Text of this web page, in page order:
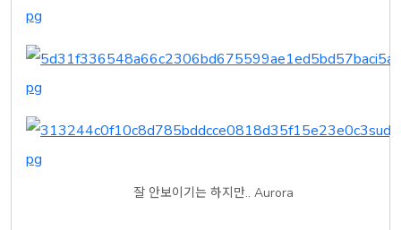
잘 안보이기는 하지만.. Aurora